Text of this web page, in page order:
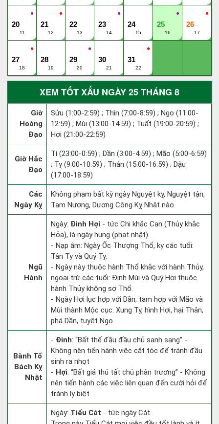
●
20
11
●
21
12
22
13
●
23
14
24
15
●
25
16
●
26
17
●
27
18
28
19
●
29
20
30
21
●
31
22
XEM TỐT XẤU NGÀY 25 THÁNG 8
Giờ
Hoàng
Đạo
Sửu (1:00-2:59) ; Thìn (7:00-8:59) ; Ngọ (11:00-
12:59) ; Mùi (13:00-14:59) ; Tuất (19:00-20:59) ;
Hợi (21:00-22:59)
Giờ Hắc
Đạo
Tí (23:00-0:59) ; Dần (3:00-4:59) ; Mão (5:00-6:59)
; Tỵ (9:00-10:59) ; Thân (15:00-16:59) ; Dậu
(17:00-18:59)
Các
Ngày Kỵ
Không phạm bất kỳ ngày Nguyệt kỵ, Nguyệt tận,
Tam Nương, Dương Công Kỵ Nhật nào.
Ngũ
Hành
Ngày: Đinh Hợi - tức Chi khắc Can (Thủy khắc
Hỏa), là ngày hung (phạt nhật).
- Nạp âm: Ngày Ốc Thượng Thổ, kỵ các tuổi:
Tân Tỵ và Quý Tỵ.
- Ngày này thuộc hành Thổ khắc với hành Thủy,
ngoại trừ các tuổi: Đinh Mùi và Quý Hợi thuộc
hành Thủy không sợ Thổ.
- Ngày Hợi lục hợp với Dần, tam hợp với Mão và
Mùi thành Mộc cục. Xung Tỵ, hình Hợi, hại Thân,
phá Dần, tuyệt Ngọ.
Bành Tổ
Bách Kỵ
Nhật
- Đinh: “Bất thế đầu đầu chủ sanh sang” -
Không nên tiến hành việc cắt tóc để tránh đầu
sinh ra nhọt
- Hợi: “Bất giá thú tất chủ phân trương” - Không
nên tiến hành các việc liên quan đến cưới hỏi để
tránh ly biệt
Ngày: Tiểu Cát - tức ngày Cát.